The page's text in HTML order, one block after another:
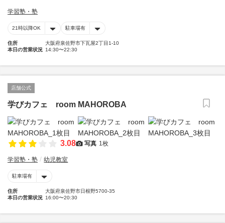
学習塾・塾
21時以降OK 駐車場有
住所
大阪府泉佐野市下瓦屋2丁目1-10
本日の営業状況 14:30〜22:30
店舗公式
学びカフェ room MAHOROBA
3.08 写真 1枚
学習塾・塾 幼児教室
駐車場有
住所
大阪府泉佐野市日根野5700-35
本日の営業状況 16:00〜20:30